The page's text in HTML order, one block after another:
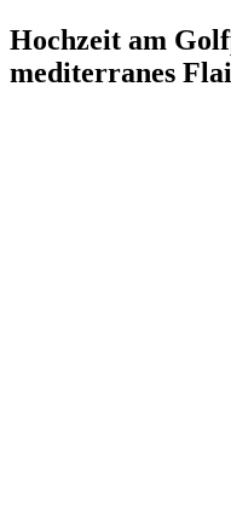
Hochzeit am
mediterranes